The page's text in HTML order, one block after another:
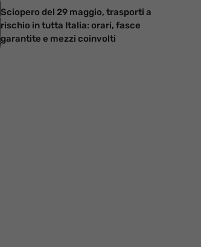
Sciopero del 29 maggio, trasporti a
rischio in tutta Italia: orari, fasce
garantite e mezzi coinvolti